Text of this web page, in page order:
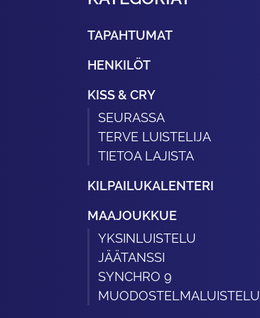
TAPAHTUMAT
HENKILÖT
KISS & CRY
SEURASSA
TERVE LUISTELIJA
TIETOA LAJISTA
KILPAILUKALENTERI
MAAJOUKKUE
YKSINLUISTELU
JÄÄTANSSI
SYNCHRO 9
MUODOSTELMALUISTELU